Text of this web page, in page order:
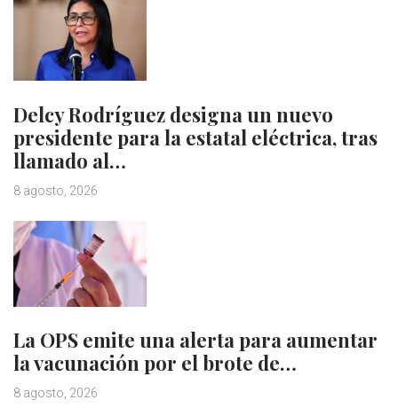
Delcy Rodríguez designa un nuevo
presidente para la estatal eléctrica, tras
llamado al…
8 agosto, 2026
La OPS emite una alerta para aumentar
la vacunación por el brote de…
8 agosto, 2026